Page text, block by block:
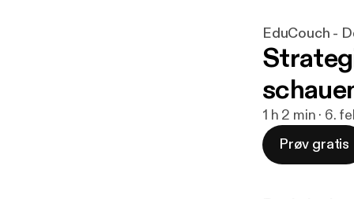
EduCouch -
1 h 2 min · 6.
Prøv gratis